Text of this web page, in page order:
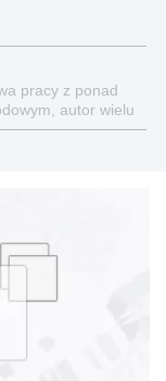
pracy z ponad
autor wielu